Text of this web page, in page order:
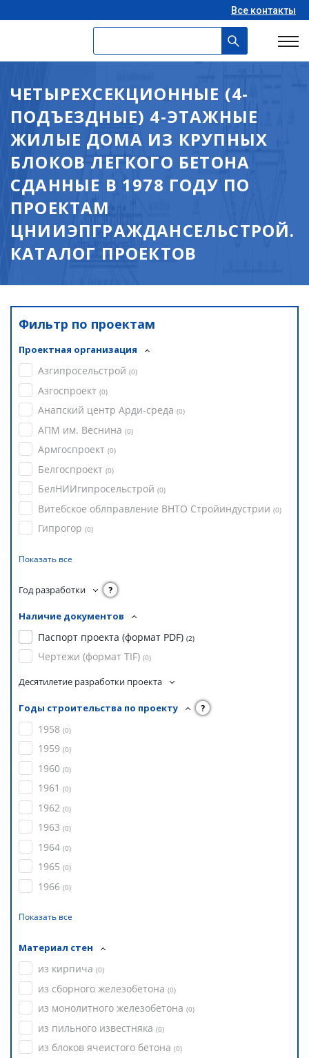
Все контакты
ЧЕТЫРЕХСЕКЦИОННЫЕ (4-
ПОДЪЕЗДНЫЕ) 4-ЭТАЖНЫЕ
ЖИЛЫЕ ДОМА ИЗ КРУПНЫХ
БЛОКОВ ЛЕГКОГО БЕТОНА
СДАННЫЕ В 1978 ГОДУ ПО
ПРОЕКТАМ
ЦНИИЭПГРАЖДАНСЕЛЬСТРОЙ.
КАТАЛОГ ПРОЕКТОВ
Фильтр по проектам
Проектная организация
Азгипросельстрой (0)
Азгоспроект (0)
Анапский центр Арди-среда (0)
АПМ им. Веснина (0)
Армгоспроект (0)
Белгоспроект (0)
БелНИИгипросельстрой (0)
Витебское облправление ВНТО Стройиндустрии (0)
Гипрогор (0)
Показать все
Год разработки ?
Наличие документов
Паспорт проекта (формат PDF) (2)
Чертежи (формат TIF) (0)
Десятилетие разработки проекта
Годы строительства по проекту ?
1958 (0)
1959 (0)
1960 (0)
1961 (0)
1962 (0)
1963 (0)
1964 (0)
1965 (0)
1966 (0)
Показать все
Материал стен
из кирпича (0)
из сборного железобетона (0)
из монолитного железобетона (0)
из пильного известняка (0)
из блоков ячеистого бетона (0)